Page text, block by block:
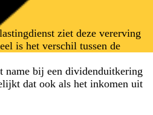
ziet deze vererving
is het verschil tussen de
name bij een dividenduitkering
dat ook als het inkomen uit